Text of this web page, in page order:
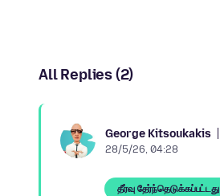
All Replies (2)
George Kitsoukakis
28/5/26, 04:28
தீர்வு தேர்ந்தெடுக்கப்பட்டது